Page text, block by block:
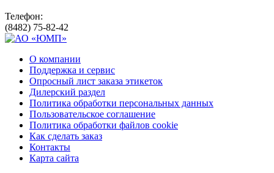
Телефон:
(8482) 75-82-42
О компании
Поддержка и сервис
Опросный лист заказа этикеток
Дилерский раздел
Политика обработки персональных данных
Пользовательское соглашение
Политика обработки файлов cookie
Как сделать заказ
Контакты
Карта сайта